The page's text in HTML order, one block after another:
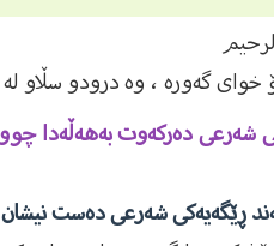
گەورە ، وە درودو سڵاو لە
شەرعی دەرکەوت بەهەڵەدا
ڕێگەیەکی شەرعی دەست